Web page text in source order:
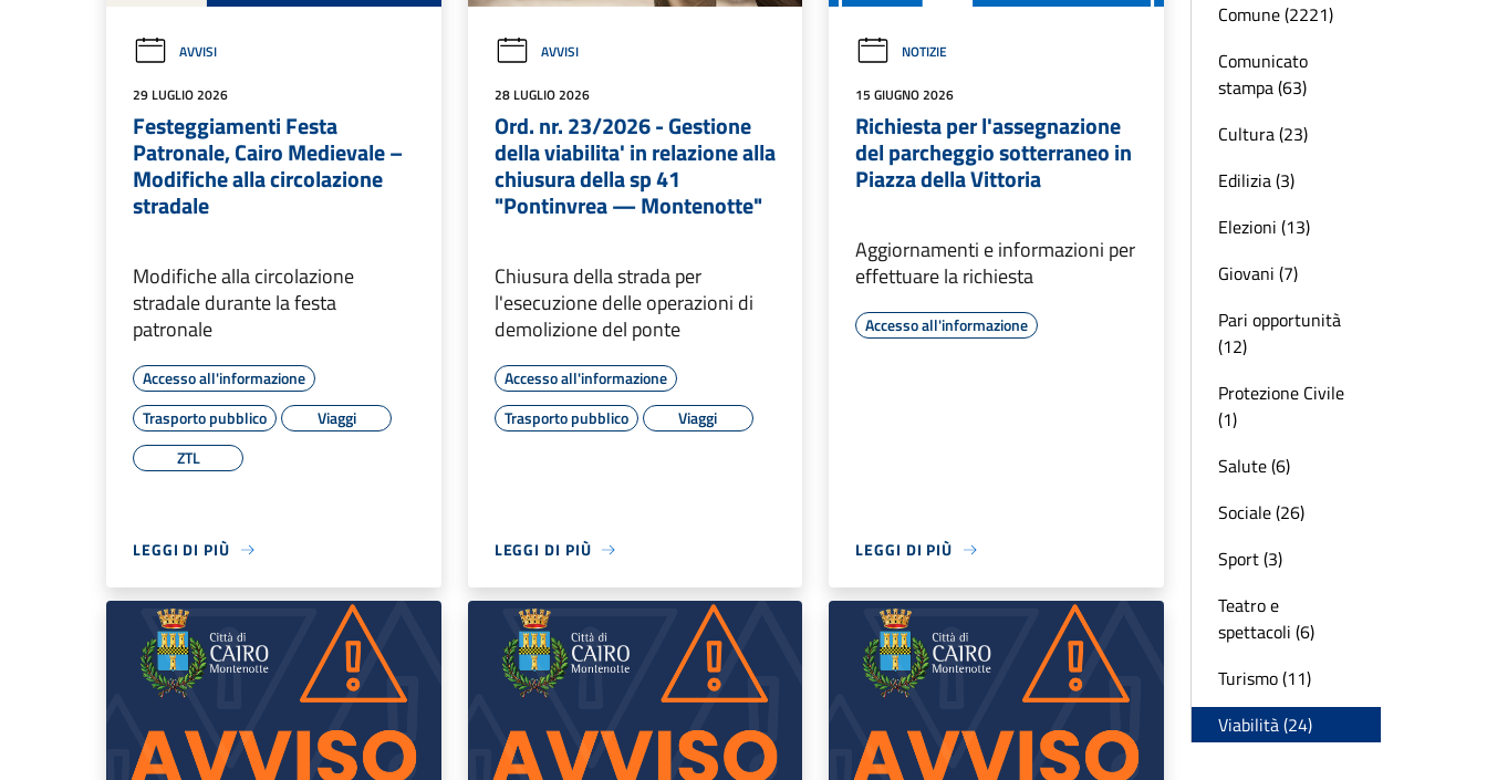
AVVISI
29 LUGLIO 2026
Festeggiamenti Festa
Patronale, Cairo Medievale –
Modifiche alla circolazione
stradale
Modifiche alla circolazione
stradale durante la festa
patronale
Accesso all'informazione
Trasporto pubblico
Viaggi
ZTL
LEGGI DI PIÙ
AVVISI
28 LUGLIO 2026
Ord. nr. 23/2026 - Gestione
della viabilita' in relazione alla
chiusura della sp 41
"Pontinvrea — Montenotte"
Chiusura della strada per
l'esecuzione delle operazioni di
demolizione del ponte
Accesso all'informazione
Trasporto pubblico
Viaggi
LEGGI DI PIÙ
NOTIZIE
15 GIUGNO 2026
Richiesta per l'assegnazione
del parcheggio sotterraneo in
Piazza della Vittoria
Aggiornamenti e informazioni per
effettuare la richiesta
Accesso all'informazione
LEGGI DI PIÙ
Comune (2221)
Comunicato
stampa (63)
Cultura (23)
Edilizia (3)
Elezioni (13)
Giovani (7)
Pari opportunità
(12)
Protezione Civile
(1)
Salute (6)
Sociale (26)
Sport (3)
Teatro e
spettacoli (6)
Turismo (11)
Viabilità (24)